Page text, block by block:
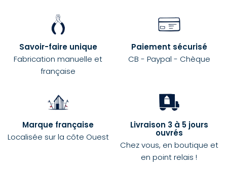
Savoir-faire unique
Fabrication manuelle et
française
Paiement sécurisé
CB - Paypal - Chèque
Marque française
Localisée sur la côte Ouest
Livraison 3 à 5 jours
ouvrés
Chez vous, en boutique et
en point relais !